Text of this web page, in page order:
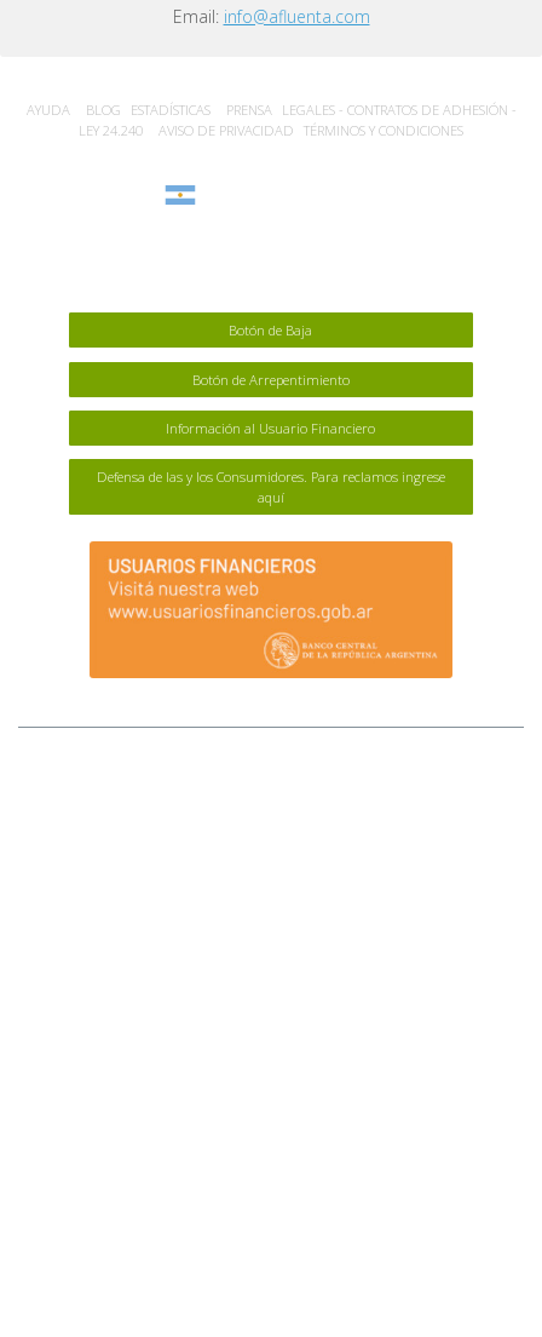
Email: info@afluenta.com
AYUDA BLOG ESTADÍSTICA‎S PRENSA
LEGALES - CONTRATOS DE ADHESIÓN -
LEY 24.240
AVISO DE PRIVACIDAD TÉRMINOS Y CONDICIONES
Botón de Baja
Botón de Arrepentimiento
Información al Usuario Financiero
Defensa de las y los Consumidores. Para reclamos ingrese
aquí